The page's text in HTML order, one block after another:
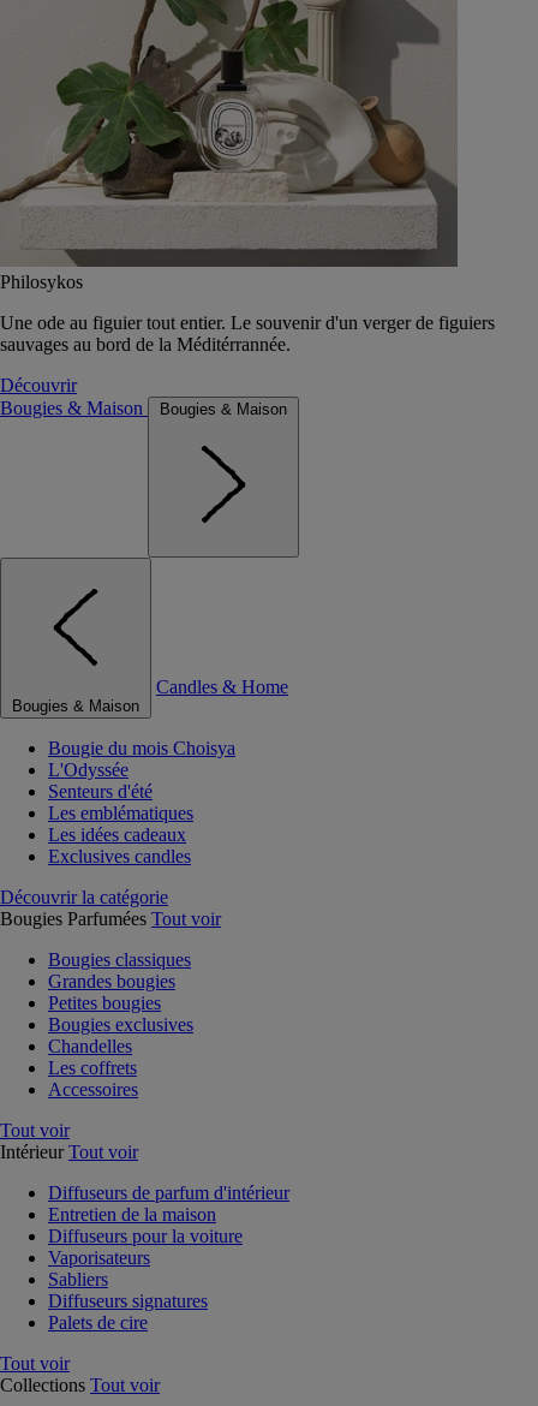
Philosykos
Une ode au figuier tout entier. Le souvenir d'un verger de figuiers
sauvages au bord de la Méditérrannée.
Découvrir
Bougies & Maison
Bougies & Maison
Bougies & Maison
Candles & Home
Bougie du mois Choisya
L'Odyssée
Senteurs d'été
Les emblématiques
Les idées cadeaux
Exclusives candles
Découvrir la catégorie
Bougies Parfumées Tout voir
Bougies classiques
Grandes bougies
Petites bougies
Bougies exclusives
Chandelles
Les coffrets
Accessoires
Tout voir
Intérieur Tout voir
Diffuseurs de parfum d'intérieur
Entretien de la maison
Diffuseurs pour la voiture
Vaporisateurs
Sabliers
Diffuseurs signatures
Palets de cire
Tout voir
Collections Tout voir